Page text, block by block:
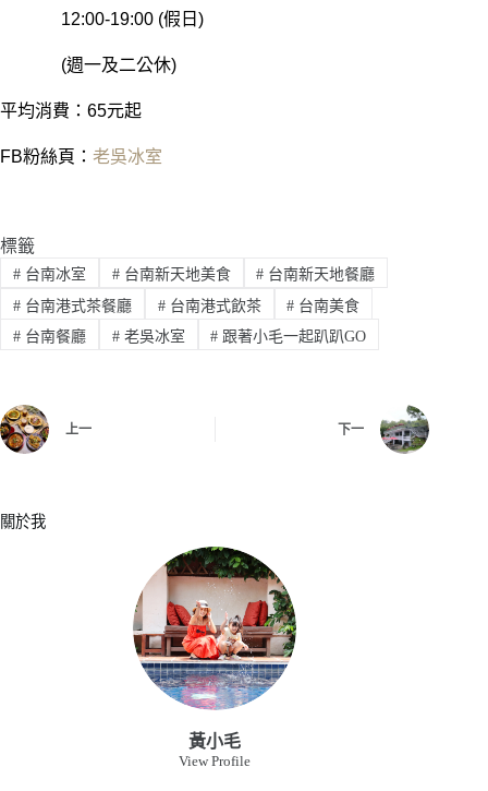
12:00-19:00 (假日)
(週一及二公休)
平均消費：65元起
FB粉絲頁： 老吳冰室
標籤
#台南冰室 #台南新天地美食 # 台南新天地餐廳
#台南港式茶餐廳 #台南港式飲茶 # 台南美食
#台南餐廳 #老吳冰室 # 跟著小毛一起趴趴GO
上一 下一
關於我
黃小毛
View Profile